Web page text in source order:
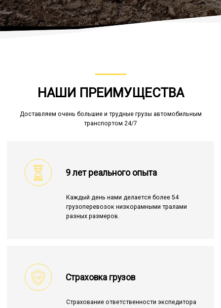
НАШИ ПРЕИМУЩЕСТВА
Доставляем очень большие и трудные грузы автомобильным
транспортом 24/7
9 лет реального опыта
Каждый день нами делается более 54
грузоперевозок низкорамными тралами
разных размеров.
Страховка грузов
Страхование ответственности экспедитора